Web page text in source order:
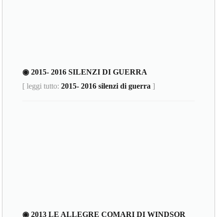
◉ 2015- 2016 SILENZI DI GUERRA
[ leggi tutto:2015- 2016 silenzi di guerra ]
◉ 2013 LE ALLEGRE COMARI DI WINDSOR